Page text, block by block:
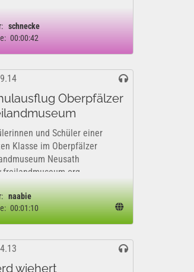
schnecke
00:00:42
Oberpfälzer
und Schüler einer
Klasse im Oberpfälzer
Neusath
naabie
00:01:10
wiehert